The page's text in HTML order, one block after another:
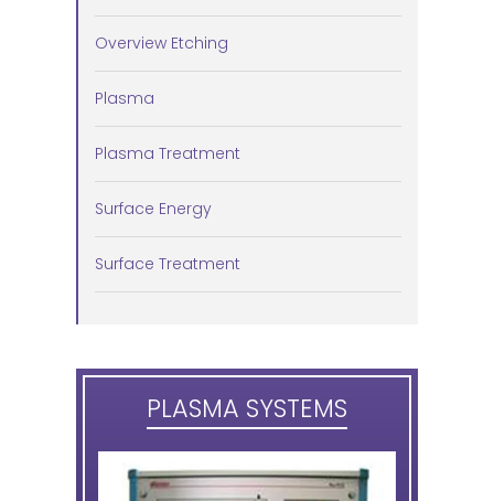
Overview Etching
Plasma
Plasma Treatment
Surface Energy
Surface Treatment
PLASMA SYSTEMS